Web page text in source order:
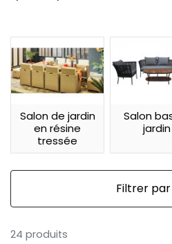
Salon de jardin
en résine
tressée
Salon
jardin
Filtrer par
24 produits